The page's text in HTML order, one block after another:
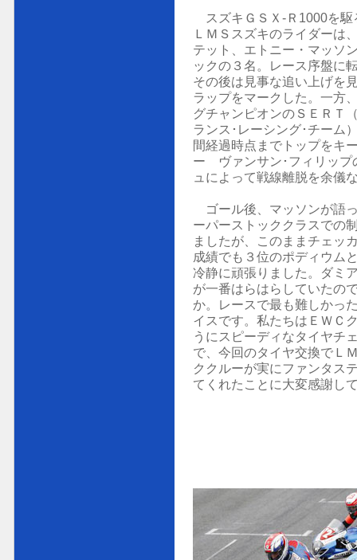
スズキＧＳＸ-Ｒ1000を駆
ＬＭＳスズキのライダーは
テット、エトニー・マッソ
ックの３名。レース序盤に
その後は見事な追い上げを
ラップをマークした。一方
グチャンピオンのＳＥＲＴ
ランス･レーシング･チーム
間経過時点までトップをキ
ー ヴァンサン･フィリップ
ュによって戦線離脱を余儀
ゴール後、マッソンが語
ーパーストッククラスでの
ましたが、このままチェッ
成績でも３位のポディウム
冷静に頑張りました。ダミ
が一番はらはらしていたの
か。レースで最も難しかっ
イスです。私たちはＥＷＣ
うにスピーディなタイヤチ
で、今回のタイヤ交換でＬ
ククルーが実にファンタス
てくれたことに大変感謝し